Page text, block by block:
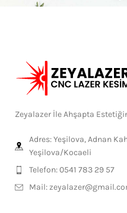
Zeyalazer İle Ahşapta
Adres: Yeşilova, Adnan
Yeşilova/Kocaeli
Telefon: 0541 783 29 57
Mail: